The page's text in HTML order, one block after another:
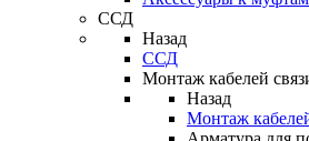
ССД
Назад
ССД
Монтаж кабелей
Назад
Монтаж